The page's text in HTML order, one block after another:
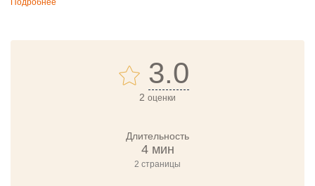
Подробнее
3.0
2 оценки
Длительность
4 мин
2 страницы